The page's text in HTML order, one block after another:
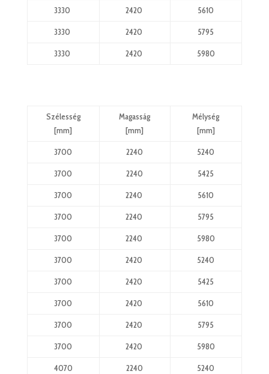
3330
2420
5610
3330
2420
5795
3330
2420 5980
Szélesség
[mm]
Magasság
[mm]
Mélység
[mm]
3700
2240
5240
3700
2240
5425
3700
2240
5610
3700
2240
5795
3700
2240
5980
3700
2420
5240
3700
2420
5425
3700
2420
5610
3700
2420
5795
3700
2420
5980
4070
2240
5240